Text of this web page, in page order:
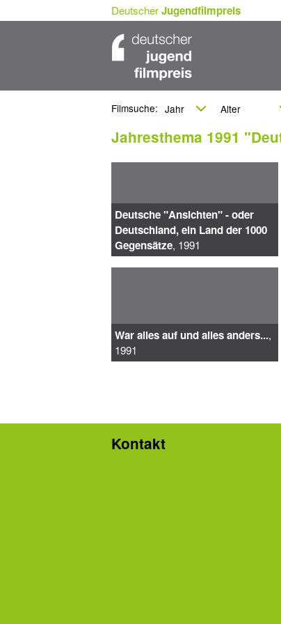
DeutscherJugendfilmpreis
Filmsuche:
Jahresthema 1991
Deutsche "Ansichten" - oder
Deutschland, ein Land der 1000
Gegensätze, 1991
War alles auf und alles anders...,
1991
Kontakt